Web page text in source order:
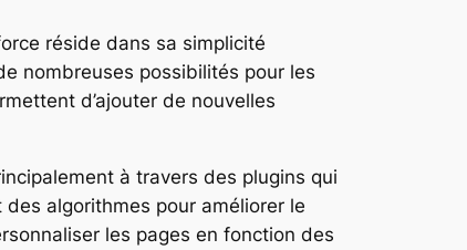
réside dans sa simplicité
nombreuses possibilités pour les
d’ajouter de nouvelles
à travers des plugins qui
des algorithmes pour améliorer le
les pages en fonction des